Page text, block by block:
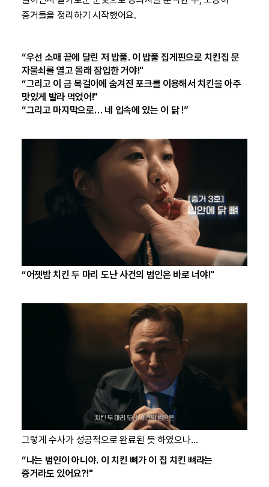
증거들을 정리하기 시작했어요.
“우선 소매 끝에 달린 저 밥풀. 이 밥풀 집게핀으로 치킨집 문
자물쇠를 열고 몰래 잠입한 거야!"
“그리고 이 금 목걸이에 숨겨진 포크를 이용해서 치킨을 아주
맛있게 발라 먹었어!"
“그리고 마지막으로… 네 입속에 있는 이 닭 !”
“어젯밤 치킨 두 마리 도난 사건의 범인은 바로 너야!"
그렇게 수사가 성공적으로 완료된 듯 하였으나…
“나는 범인이 아니야. 이 치킨 뼈가 이 집 치킨 뼈라는
증거라도 있어요?!"